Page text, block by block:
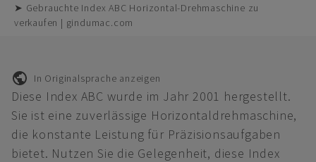
➤ Gebrauchte Index ABC Horizontal-Drehmaschine zu
verkaufen | gindumac.com
In Originalsprache anzeigen
Diese Index ABC wurde im Jahr 2001 hergestellt.
Sie ist eine zuverlässige Horizontaldrehmaschine,
die konstante Leistung für Präzisionsaufgaben
bietet. Nutzen Sie die Gelegenheit, diese Index